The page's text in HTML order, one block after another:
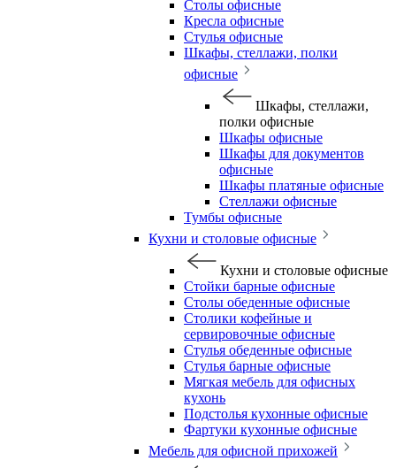
Столы офисные
Кресла офисные
Стулья офисные
Шкафы, стеллажи, полки
офисные
Шкафы, стеллажи,
полки офисные
Шкафы офисные
Шкафы для документов
офисные
Шкафы платяные офисные
Стеллажи офисные
Тумбы офисные
Кухни и столовые офисные
Кухни и столовые офисные
Стойки барные офисные
Столы обеденные офисные
Столики кофейные и
сервировочные офисные
Стулья обеденные офисные
Стулья барные офисные
Мягкая мебель для офисных
кухонь
Подстолья кухонные офисные
Фартуки кухонные офисные
Мебель для офисной прихожей